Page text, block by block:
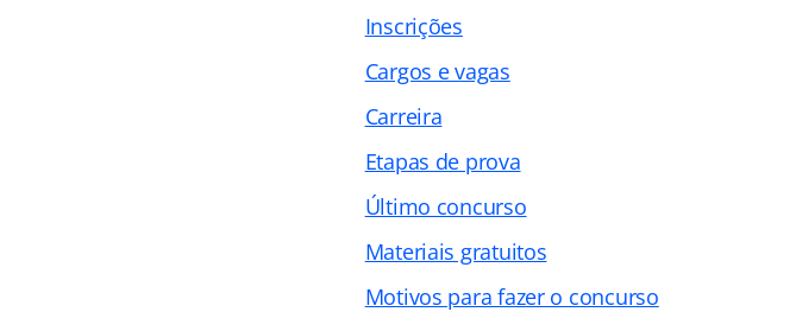
Inscrições
Cargos e vagas
Carreira
Etapas de prova
Último concurso
Materiais gratuitos
Motivos para fazer o concurso